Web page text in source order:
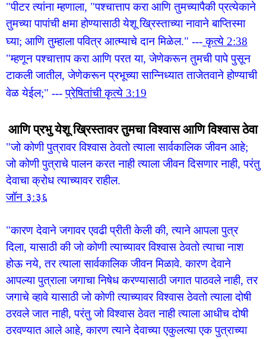
"पीटर त्यांना म्हणाला, "पश्चात्ताप करा आणि तुमच्यापैकी प्रत्येकाने
तुमच्या पापांची क्षमा होण्यासाठी येशू ख्रिस्ताच्या नावाने बाप्तिस्मा
घ्या; आणि तुम्हाला पवित्र आत्म्याचे दान मिळेल." ---कृत्ये 2:38
"म्हणून पश्चात्ताप करा आणि परत या, जेणेकरून तुमची पापे पुसून
टाकली जातील, जेणेकरून प्रभूच्या सान्निध्यात ताजेतवाने होण्याची
वेळ येईल;" ---प्रेषितांची कृत्ये 3:19
आणि प्रभु येशू ख्रिस्तावर तुमचा विश्वास आणि विश्वास ठेवा
"जो कोणी पुत्रावर विश्वास ठेवतो त्याला सार्वकालिक जीवन आहे;
जो कोणी पुत्राचे पालन करत नाही त्याला जीवन दिसणार नाही, परंतु
देवाचा क्रोध त्याच्यावर राहील.
जॉन ३:३६
"कारण देवाने जगावर एवढी प्रीती केली की, त्याने आपला पुत्र
दिला, यासाठी की जो कोणी त्याच्यावर विश्वास ठेवतो त्याचा नाश
होऊ नये, तर त्याला सार्वकालिक जीवन मिळावे. कारण देवाने
आपल्या पुत्राला जगाचा निषेध करण्यासाठी जगात पाठवले नाही, तर
जगाचे व्हावे यासाठी जो कोणी त्याच्यावर विश्वास ठेवतो त्याला दोषी
ठरवले जात नाही, परंतु जो विश्वास ठेवत नाही त्याला आधीच दोषी
ठरवण्यात आले आहे, कारण त्याने देवाच्या एकुलत्या एक पुत्राच्या